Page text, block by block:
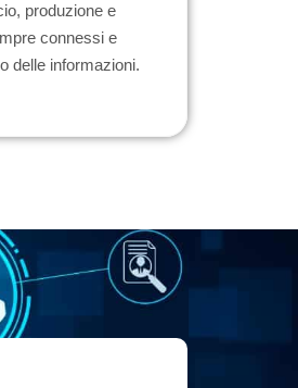
produzione e
connessi e
delle informazioni.